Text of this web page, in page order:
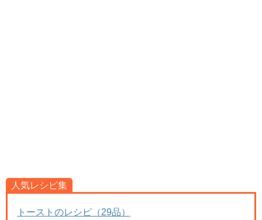
人気レシピ集
トーストのレシピ（29品）